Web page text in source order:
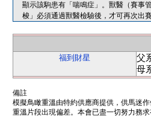
顯示該駒患有「喘鳴症」。獸醫（賽事
梭」必須通過獸醫檢驗後，才可再次出賽
福到財星
父
母
備註
模擬鳥瞰重溫由特約供應商提供，供馬迷
重溫片段出現偏差。本會已盡一切努力務